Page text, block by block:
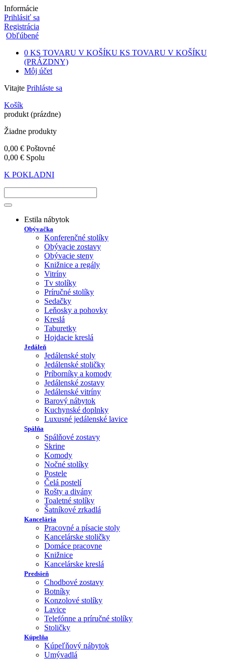
Informácie
Prihlásiť sa
Registrácia
Obľúbené
0 KS TOVARU V KOŠÍKU KS TOVARU V KOŠÍKU
(PRÁZDNY)
Môj účet
Vitajte Prihláste sa
Košík
produkt (prázdne)
Žiadne produkty
0,00 € Poštovné
0,00 € Spolu
K POKLADNI
Estila nábytok
Obývačka
Konferenčné stolíky
Obývacie zostavy
Obývacie steny
Knižnice a regály
Vitríny
Tv stolíky
Príručné stolíky
Sedačky
Leňosky a pohovky
Kreslá
Taburetky
Hojdacie kreslá
Jedáleň
Jedálenské stoly
Jedálenské stoličky
Príborníky a komody
Jedálenské zostavy
Jedálenské vitríny
Barový nábytok
Kuchynské doplnky
Luxusné jedálenské lavice
Spálňa
Spálňové zostavy
Skrine
Komody
Nočné stolíky
Postele
Čelá postelí
Rošty a divány
Toaletné stolíky
Šatníkové zrkadlá
Kancelária
Pracovné a písacie stoly
Kancelárske stoličky
Domáce pracovne
Knižnice
Kancelárske kreslá
Predsieň
Chodbové zostavy
Botníky
Konzolové stolíky
Lavice
Telefónne a príručné stolíky
Stoličky
Kúpelňa
Kúpeľňový nábytok
Umývadlá